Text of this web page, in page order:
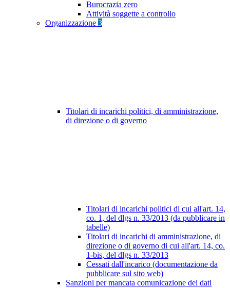
Burocrazia zero
Attività soggette a controllo
Organizzazione 3
Titolari di incarichi politici, di amministrazione,
di direzione o di governo
Titolari di incarichi politici di cui all'art. 14,
co. 1, del dlgs n. 33/2013 (da pubblicare in
tabelle)
Titolari di incarichi di amministrazione, di
direzione o di governo di cui all'art. 14, co.
1-bis, del dlgs n. 33/2013
Cessati dall'incarico (documentazione da
pubblicare sul sito web)
Sanzioni per mancata comunicazione dei dati